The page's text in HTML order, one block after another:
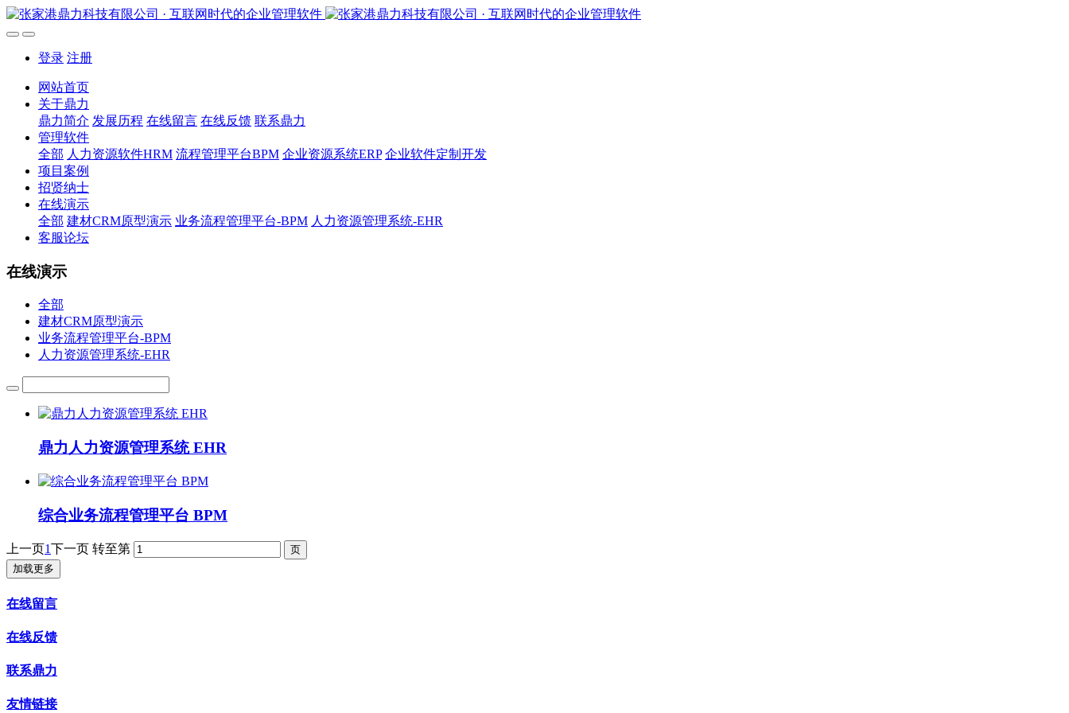
登录 注册
网站首页
关于鼎力
鼎力简介 发展历程 在线留言 在线反馈 联系鼎力
管理软件
全部 人力资源软件HRM 流程管理平台BPM 企业资源系统ERP 企业软件定制开发
项目案例
招贤纳士
在线演示
全部 建材CRM原型演示 业务流程管理平台-BPM 人力资源管理系统-EHR
客服论坛
在线演示
全部
建材CRM原型演示
业务流程管理平台-BPM
人力资源管理系统-EHR
鼎力人力资源管理系统 EHR
综合业务流程管理平台 BPM
上一页1下一页 转至第
加载更多
在线留言
在线反馈
联系鼎力
友情链接